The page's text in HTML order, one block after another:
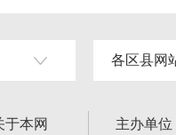
各区县网
于本网
主办单